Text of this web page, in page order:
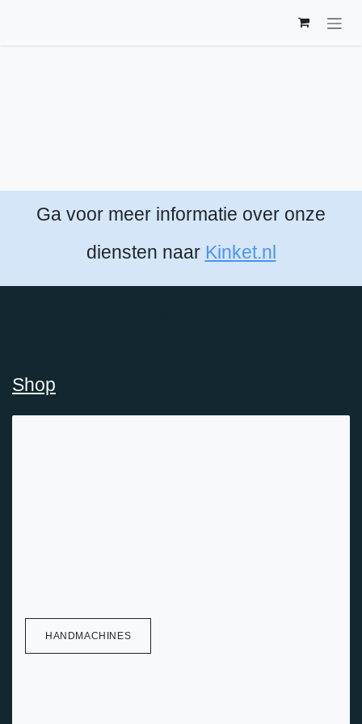
Ga voor meer informatie over onze
diensten naar Kinket.nl
HANDMACHINES
Shop